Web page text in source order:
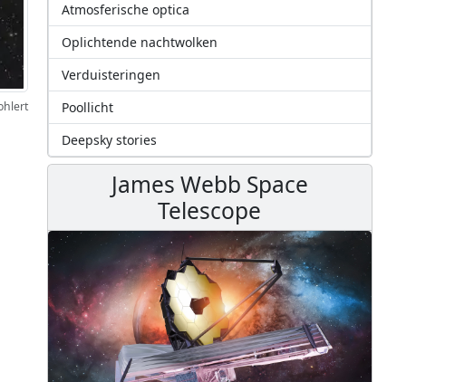
Atmosferische optica
Oplichtende nachtwolken
Verduisteringen
Poollicht
Deepsky stories
James Webb Space
Telescope